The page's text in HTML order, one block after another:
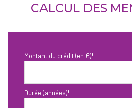
CALCUL DES
Montant du crédit (en €)*
Durée (années)*